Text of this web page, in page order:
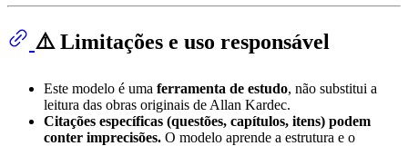
⚠️ Limitações e uso responsável
Este modelo é uma ferramenta de estudo, não substitui a
leitura das obras originais de Allan Kardec.
Citações específicas (questões, capítulos, itens) podem
conter imprecisões. O modelo aprende a estrutura e o